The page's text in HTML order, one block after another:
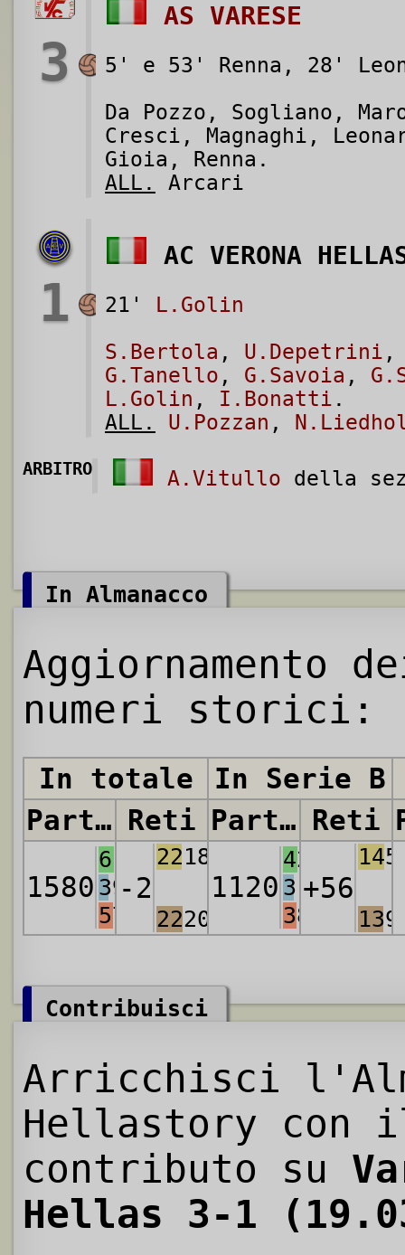
3
AS VARESE
5' e 53' Renna, 28'
Da Pozzo, Sogliano,
Cresci, Magnaghi,
Gioia, Renna.
ALL.
Arcari
1
AC VERONA
21' L.Golin
S.Bertola , U.Depetrini
G.Tanello , G.Savoia ,
L.Golin , I.Bonatti .
ALL.
U.Pozzan ,
ARBITRO A.Vitullo della
In Almanacco
Aggiornamento
numeri storici:
In totale
In Serie B
Partite Reti Partite Reti
1580
613
397
570
-2
2218
2220
1120
425
310
385
+56
Contribuisci
Arricchisci
Hellastory con
contributo su
Hellas 3-1